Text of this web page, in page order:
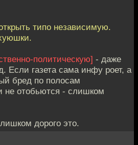
типо независимую.
политическую] - даже
Если газета сама инфу роет, а
бред по полосам
не отобьются - слишком
дорого это.